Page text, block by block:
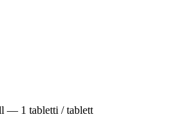
— 1 tabletti / tablett